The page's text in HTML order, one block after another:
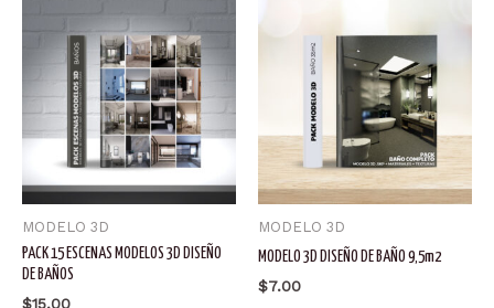
MODELO 3D
PACK 15 ESCENAS MODELOS 3D DISEÑO
DE BAÑOS
$15.00
MODELO 3D
MODELO 3D DISEÑO DE BAÑO 9,5m2
$7.00